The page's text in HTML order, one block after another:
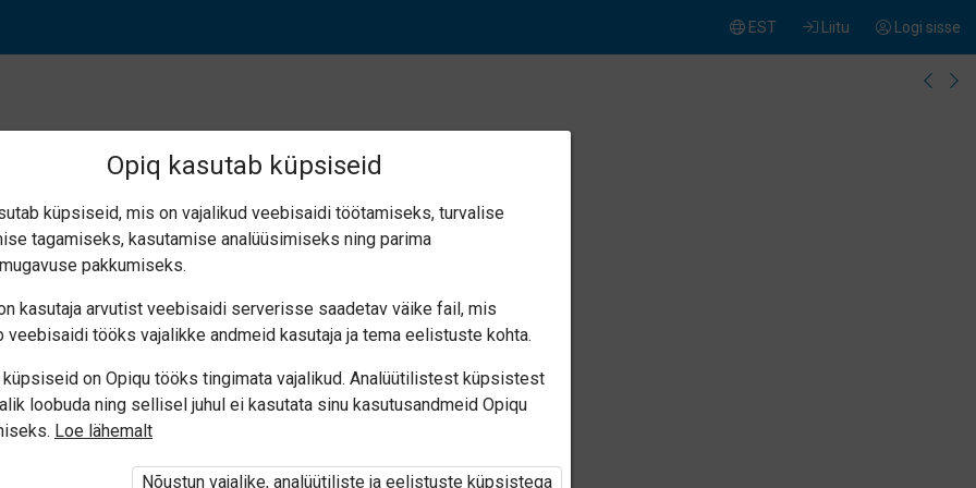
Logi sisse
Liitu
EST
viisid (6.4)
Opiqusse sisse logitud.
Opiq kasutab küpsiseid
küpsiseid, mis on vajalikud veebisaidi töötamiseks, turvalise
tagamiseks, kasutamise analüüsimiseks ning parima
pakkumiseks.
kasutaja arvutist veebisaidi serverisse saadetav väike fail, mis
veebisaidi tööks vajalikke andmeid kasutaja ja tema eelistuste kohta.
küpsiseid on Opiqu tööks tingimata vajalikud. Analüütilistest küpsistest
loobuda ning sellisel juhul ei kasutata sinu kasutusandmeid Opiqu
Loe lähemalt
Nõustun vajalike, analüütiliste ja eelistuste küpsistega